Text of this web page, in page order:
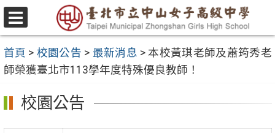
跳
至
要
內
容
區
選
單
首頁 > 校園公告 > 最新消息 > 本校黃琪老師及蕭筠秀老
師榮獲臺北市113學年度特殊優良教師！
校園公告